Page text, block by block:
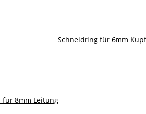
für 8mm Leitung
Schneidring für 6mm